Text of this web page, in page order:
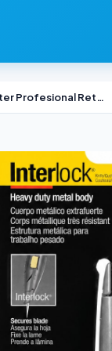
Stanley | Cutter Profesional Retráctil Negro